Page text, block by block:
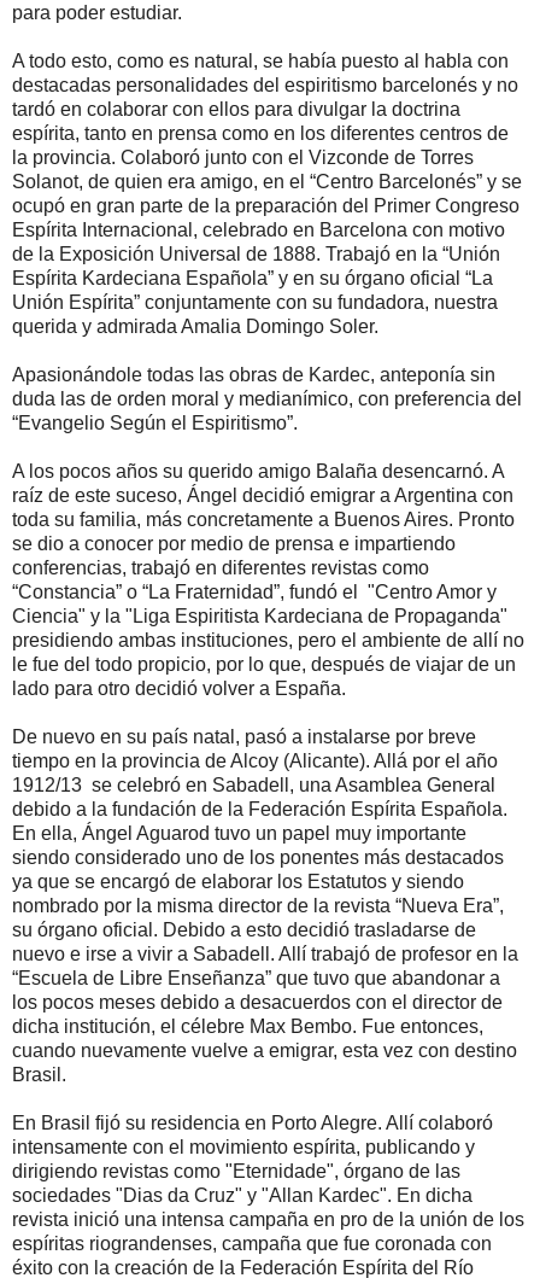
para poder estudiar.
A todo esto, como es natural, se había puesto al habla con
destacadas personalidades del espiritismo barcelonés y no
tardó en colaborar con ellos para divulgar la doctrina
espírita, tanto en prensa como en los diferentes centros de
la provincia. Colaboró junto con el Vizconde de Torres
Solanot, de quien era amigo, en el “Centro Barcelonés” y se
ocupó en gran parte de la preparación del Primer Congreso
Espírita Internacional, celebrado en Barcelona con motivo
de la Exposición Universal de 1888. Trabajó en la “Unión
Espírita Kardeciana Española” y en su órgano oficial “La
Unión Espírita” conjuntamente con su fundadora, nuestra
querida y admirada Amalia Domingo Soler.
Apasionándole todas las obras de Kardec, anteponía sin
duda las de orden moral y medianímico, con preferencia del
“Evangelio Según el Espiritismo”.
A los pocos años su querido amigo Balaña desencarnó. A
raíz de este suceso, Ángel decidió emigrar a Argentina con
toda su familia, más concretamente a Buenos Aires. Pronto
se dio a conocer por medio de prensa e impartiendo
conferencias, trabajó en diferentes revistas como
“Constancia” o “La Fraternidad”, fundó el "Centro Amor y
Ciencia" y la "Liga Espiritista Kardeciana de Propaganda"
presidiendo ambas instituciones, pero el ambiente de allí no
le fue del todo propicio, por lo que, después de viajar de un
lado para otro decidió volver a España.
De nuevo en su país natal, pasó a instalarse por breve
tiempo en la provincia de Alcoy (Alicante). Allá por el año
1912/13 se celebró en Sabadell, una Asamblea General
debido a la fundación de la Federación Espírita Española.
En ella, Ángel Aguarod tuvo un papel muy importante
siendo considerado uno de los ponentes más destacados
ya que se encargó de elaborar los Estatutos y siendo
nombrado por la misma director de la revista “Nueva Era”,
su órgano oficial. Debido a esto decidió trasladarse de
nuevo e irse a vivir a Sabadell. Allí trabajó de profesor en la
“Escuela de Libre Enseñanza” que tuvo que abandonar a
los pocos meses debido a desacuerdos con el director de
dicha institución, el célebre Max Bembo. Fue entonces,
cuando nuevamente vuelve a emigrar, esta vez con destino
Brasil.
En Brasil fijó su residencia en Porto Alegre. Allí colaboró
intensamente con el movimiento espírita, publicando y
dirigiendo revistas como "Eternidade", órgano de las
sociedades "Dias da Cruz" y "Allan Kardec". En dicha
revista inició una intensa campaña en pro de la unión de los
espíritas riograndenses, campaña que fue coronada con
éxito con la creación de la Federación Espírita del Río